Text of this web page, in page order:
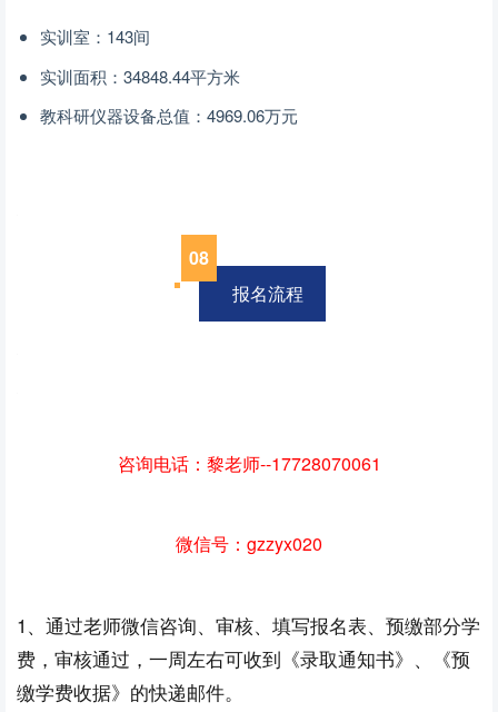
实训室：143间
实训面积：34848.44平方米
教科研仪器设备总值：4969.06万元
08
报名流程
咨询电话：黎老师--17728070061
微信号：gzzyx020
1、通过老师微信咨询、审核、填写报名表、预缴部分学
费，审核通过，一周左右可收到《录取通知书》、《预
缴学费收据》的快递邮件。